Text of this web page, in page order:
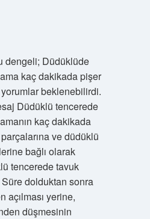
dengeli; Düdüklüde
kaç dakikada pişer
beklenebilirdi.
Düdüklü tencerede
kaç dakikada
ve düdüklü
bağlı olarak
tencerede tavuk
dolduktan sonra
açılması yerine,
düşmesinin